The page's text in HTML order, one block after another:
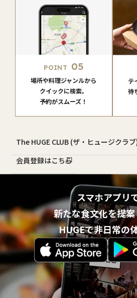
POINT 05
場所や料理ジャンルから
クイックに検索。
予約がスムーズ！
テ
待
The HUGE CLUB (ザ・ヒュージクラ
会員登録はこちら
スマホアプリ
新たな食文化を提
HUGEで非日常の